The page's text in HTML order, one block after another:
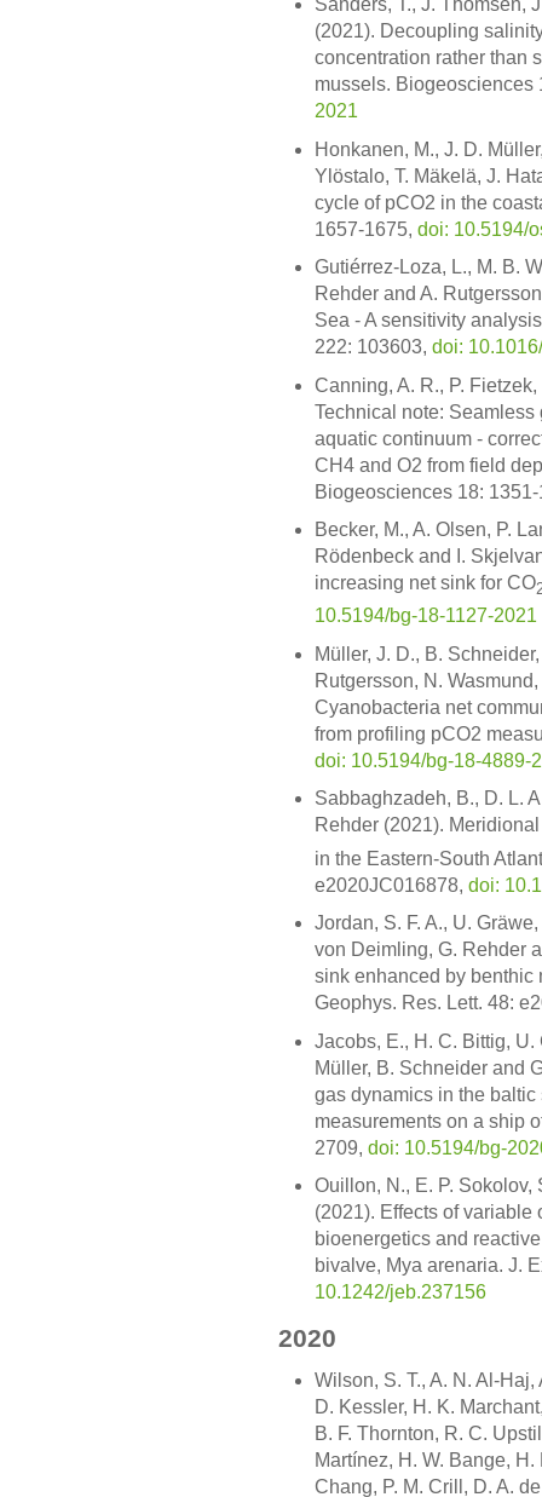
Sanders, T., J. Thomsen,
(2021). Decoupling
concentration rather than
mussels. Biogeosciences
2021
Honkanen, M., J. D.
Ylöstalo, T. Mäkelä, J.
cycle of pCO2 in the
1657-1675, doi: 10.5194/
Gutiérrez-Loza, L., M. B.
Rehder and A.
Sea - A sensitivity
222: 103603, doi:
Canning, A. R., P.
Technical note:
aquatic continuum -
CH4 and O2 from field
Biogeosciences 18:
Becker, M., A. Olsen, P.
Rödenbeck and I.
increasing net sink for CO
10.5194/bg-18-1127-2021
Müller, J. D., B.
Rutgersson, N.
Cyanobacteria net
from profiling pCO2
doi: 10.5194/bg-18-4889-
Sabbaghzadeh, B., D. L.
Rehder (2021).
in the Eastern-South
e2020JC016878, doi:
Jordan, S. F. A., U.
von Deimling, G. Rehder
sink enhanced by benthic
Geophys. Res. Lett. 48:
Jacobs, E., H. C. Bittig, U.
Müller, B. Schneider and
gas dynamics in the
measurements on a ship
2709, doi: 10.5194/bg-
Ouillon, N., E. P. Sokolov,
(2021). Effects of
bioenergetics and
bivalve, Mya arenaria. J.
10.1242/jeb.237156
2020
Wilson, S. T., A. N. Al-
D. Kessler, H. K.
B. F. Thornton, R. C.
Martínez, H. W. Bange,
Chang, P. M. Crill, D. A.